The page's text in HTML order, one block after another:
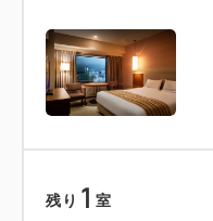
・電車ご利用の場合
・空港ご利用の場合
30分
仙台空港か
残り 1 室